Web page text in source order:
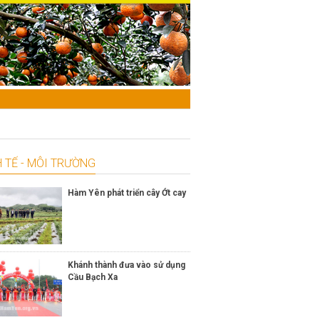
TẾ - MÔI TRƯỜNG
Hàm Yên phát triển cây Ớt cay
Khánh thành đưa vào sử dụng
Cầu Bạch Xa